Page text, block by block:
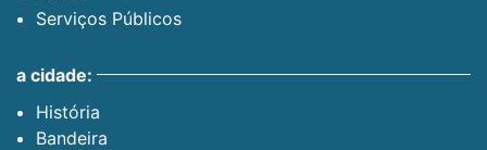
Serviços Públicos
a cidade:
História
Bandeira